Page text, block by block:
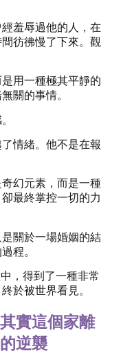
羞辱過他的人，在
彷彿慢了下來。觀
用一種極其平靜的
關的事情。
情緒。他不是在報
幻元素，而是一種
最終掌控一切的力
關於一場婚姻的結
程。
，得到了一種非常
於被世界看見。
實這個家離
逆襲